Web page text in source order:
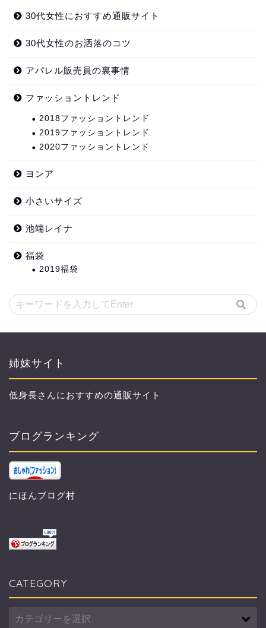
30代女性におすすめ通販サイト
30代女性のお洒落のコツ
アパレル販売員の裏事情
ファッショントレンド
2018ファッショントレンド
2019ファッショントレンド
2020ファッショントレンド
ヨンア
小さいサイズ
池端レイナ
福袋
2019福袋
姉妹サイト
低身長さんにおすすめの通販サイト
ブログランキング
にほんブログ村
CATEGORY